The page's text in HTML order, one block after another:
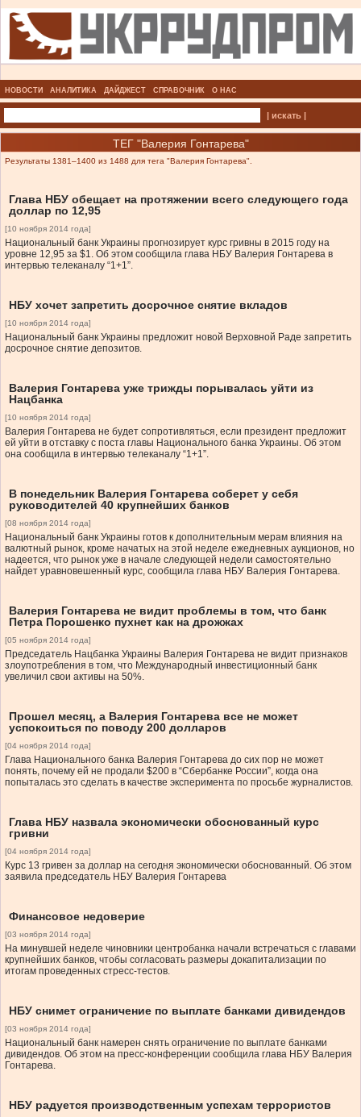
НОВОСТИ АНАЛИТИКА ДАЙДЖЕСТ СПРАВОЧНИК О НАС
| искать |
ТЕГ "Валерия Гонтарева"
Результаты 1381–1400 из 1488 для тега "Валерия Гонтарева".
Глава НБУ обещает на протяжении всего следующего года
доллар по 12,95
[10 ноября 2014 года]
Национальный банк Украины прогнозирует курс гривны в 2015 году на
уровне 12,95 за $1. Об этом сообщила глава НБУ Валерия Гонтарева в
интервью телеканалу “1+1”.
НБУ хочет запретить досрочное снятие вкладов
[10 ноября 2014 года]
Национальный банк Украины предложит новой Верховной Раде запретить
досрочное снятие депозитов.
Валерия Гонтарева уже трижды порывалась уйти из
Нацбанка
[10 ноября 2014 года]
Валерия Гонтарева не будет сопротивляться, если президент предложит
ей уйти в отставку с поста главы Национального банка Украины. Об этом
она сообщила в интервью телеканалу “1+1”.
В понедельник Валерия Гонтарева соберет у себя
руководителей 40 крупнейших банков
[08 ноября 2014 года]
Национальный банк Украины готов к дополнительным мерам влияния на
валютный рынок, кроме начатых на этой неделе ежедневных аукционов, но
надеется, что рынок уже в начале следующей недели самостоятельно
найдет уравновешенный курс, сообщила глава НБУ Валерия Гонтарева.
Валерия Гонтарева не видит проблемы в том, что банк
Петра Порошенко пухнет как на дрожжах
[05 ноября 2014 года]
Председатель Нацбанка Украины Валерия Гонтарева не видит признаков
злоупотребления в том, что Международный инвестиционный банк
увеличил свои активы на 50%.
Прошел месяц, а Валерия Гонтарева все не может
успокоиться по поводу 200 долларов
[04 ноября 2014 года]
Глава Национального банка Валерия Гонтарева до сих пор не может
понять, почему ей не продали $200 в “Сбербанке России”, когда она
попыталась это сделать в качестве эксперимента по просьбе журналистов.
Глава НБУ назвала экономически обоснованный курс
гривни
[04 ноября 2014 года]
Курс 13 гривен за доллар на сегодня экономически обоснованный. Об этом
заявила председатель НБУ Валерия Гонтарева
Финансовое недоверие
[03 ноября 2014 года]
На минувшей неделе чиновники центробанка начали встречаться с главами
крупнейших банков, чтобы согласовать размеры докапитализации по
итогам проведенных стресс-тестов.
НБУ снимет ограничение по выплате банками дивидендов
[03 ноября 2014 года]
Национальный банк намерен снять ограничение по выплате банками
дивидендов. Об этом на пресс-конференции сообщила глава НБУ Валерия
Гонтарева.
НБУ радуется производственным успехам террористов